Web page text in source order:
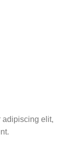
adipiscing elit,